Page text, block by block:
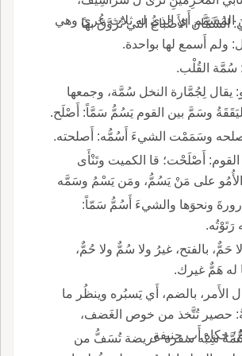
المُسَمَّم أَي الذي له ثلاث عُرىً وهي
السَّمَّان الأَصْباغُ التي تُزَوَّقُ بها
ولم أَسمع لها بواحدة.
سُمَّة القُلْب.
يقال لِجُمَّارة النخل سُمَّة، وجمعها
وسَمَّ بين القوم يَسُمُّ سَمَّاً: أَصْلَح.
وسَمَمْت الشيءَ أَسُمُّه: أَصلحته.
أَصْلَحْت؛ قا الكميت وتَنْأَى
على مَنْ يَسُمُّ، ومَن يَسْمُ وسَمَّه
وسَمَمْت القارورةَ ونحوَها والشيءَ أَسُمُّ سَمّاً:
رَتَوْتُه.
وما له سَمٌّ ولا حَمٌّ، بالفتح، غيرُ ولا سُمٌّ ولا حُمٌّ،
له هَمٌّ غيرك.
الأَمر، بالضم، أَي يَسبُره وينظُر ما
حصير تُتَّخذ من خوص الغَضف،
حكاه أَب حنيفة.
شِبْه سفرة عريضة تُسَفُّ من